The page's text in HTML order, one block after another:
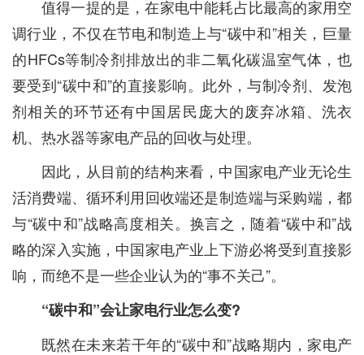
值得一提的是，在家电中能耗占比最高的家用空
调行业，不仅在节电和制造上与“碳中和”相关，巨量
的HFCs等制冷剂排放出的非二氧化碳温室气体，也
要受到“碳中和”的直接影响。此外，与制冷剂、发泡
剂相关的环节还有中国居民庞大的废弃冰箱、洗衣
机、热水器等家电产品的回收与处理。
因此，从目前的结构来看，中国家电产业无论生
活消费端、循环利用回收端还是制造端与采购端，都
与“碳中和”战略高度相关。换言之，随着“碳中和”战
略的深入实施，中国家电产业上下游必将受到直接影
响，而绝不是一些企业认为的“事不关己”。
“碳中和”会让家电行业怎么变?
既然在未来若干年的“碳中和”战略期内，家电产